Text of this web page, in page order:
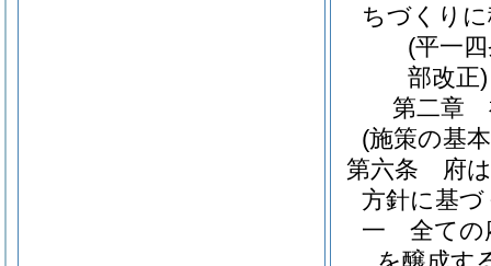
ちづくり
(平一
部改正)
第二章
(施策の基
第六条
府
方針に基
一
全ての